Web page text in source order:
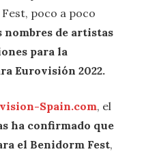
poco a poco
nombres de artistas
para la
Eurovisión 2022.
Spain.com, el
ha confirmado que
el Benidorm Fest,